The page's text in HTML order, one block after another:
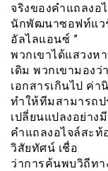
จริงของคำแถลงอ
นักพัฒนาซอฟท์แวร์
อัลไลแอนซ์ ”
พวกเขาได้แสวงห
เดิม พวกเขามอง
เอกสารเกินไป ค่
ทำให้ทีมสามารถป
เปลี่ยนแปลงอย่าง
คำแถลงอไจล์สะ
วิสัยทัศน์ เชื่อ
ว่าการค้นพบวิถีท